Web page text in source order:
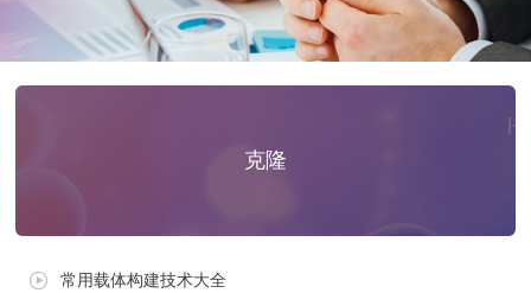
克隆
常用载体构建技术大全